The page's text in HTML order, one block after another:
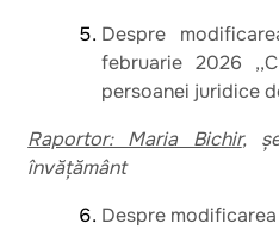
Despre
februarie 2026
persoanei juridice
Raportor: Maria Bichir,
învățământ
Despre